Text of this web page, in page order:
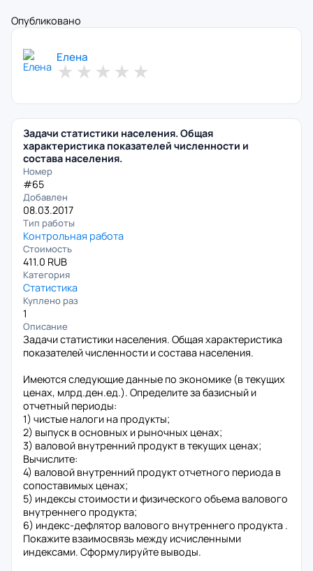
Опубликовано
Елена
★ ★ ★ ★ ★
Задачи статистики населения. Общая
характеристика показателей численности и
состава населения.
Номер
#65
Добавлен
08.03.2017
Тип работы
Контрольная работа
Стоимость
411.0 RUB
Категория
Статистика
Куплено раз
1
Описание
Задачи статистики населения. Общая характеристика
показателей численности и состава населения.
Имеются следующие данные по экономике (в текущих
ценах, млрд.ден.ед.). Определите за базисный и
отчетный периоды:
1) чистые налоги на продукты;
2) выпуск в основных и рыночных ценах;
3) валовой внутренний продукт в текущих ценах;
Вычислите:
4) валовой внутренний продукт отчетного периода в
сопоставимых ценах;
5) индексы стоимости и физического объема валового
внутреннего продукта;
6) индекс-дефлятор валового внутреннего продукта .
Покажите взаимосвязь между исчисленными
индексами. Сформулируйте выводы.